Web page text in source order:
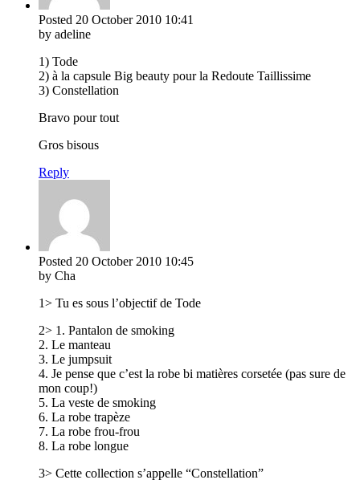
Posted 20 October 2010 10:41
by adeline
1) Tode
2) à la capsule Big beauty pour la Redoute Taillissime
3) Constellation
Bravo pour tout
Gros bisous
Reply
Posted 20 October 2010 10:45
by Cha
1> Tu es sous l’objectif de Tode
2> 1. Pantalon de smoking
2. Le manteau
3. Le jumpsuit
4. Je pense que c’est la robe bi matières corsetée (pas sure de
mon coup!)
5. La veste de smoking
6. La robe trapèze
7. La robe frou-frou
8. La robe longue
3> Cette collection s’appelle “Constellation”